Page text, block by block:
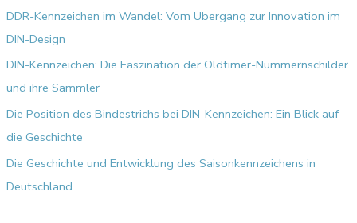
n
a
DDR-Kennzeichen im Wandel: Vom Übergang zur Innovation im
DIN-Design
DIN-Kennzeichen: Die Faszination der Oldtimer-Nummernschilder
und ihre Sammler
Die Position des Bindestrichs bei DIN-Kennzeichen: Ein Blick auf
die Geschichte
Die Geschichte und Entwicklung des Saisonkennzeichens in
Deutschland